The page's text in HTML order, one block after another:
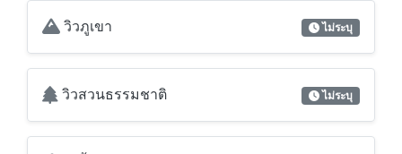
วิวภูเขา ไม่ระบุ
วิวสวนธรรมชาติ ไม่ระบุ